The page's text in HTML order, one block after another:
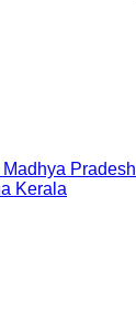
Madhya Pradesh
Kerala